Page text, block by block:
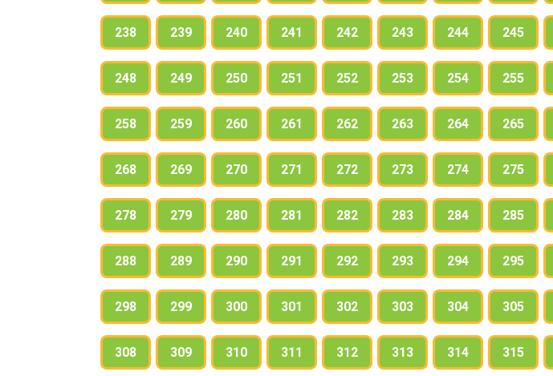
238 239 240 241 242 243 244 245
248 249 250 251 252 253 254 255
258 259 260 261 262 263 264 265
268 269 270 271 272 273 274 275
278 279 280 281 282 283 284 285
288 289 290 291 292 293 294 295
298 299 300 301 302 303 304 305
308 309 310 311 312 313 314 315